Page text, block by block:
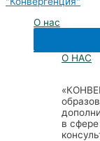
О нас
О НАС
в сфере